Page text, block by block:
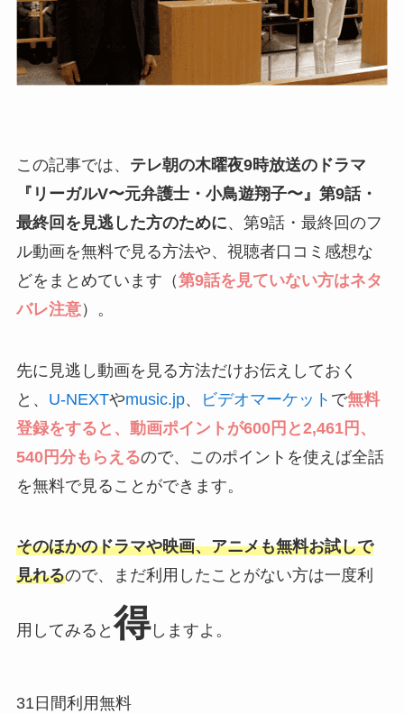
この記事では、 テレ朝の木曜夜9時放送のドラマ
『リーガルV〜元弁護士・小鳥遊翔子〜』第9話・
最終回を見逃した方のために、第9話・最終回のフ
ル動画を無料で見る方法や、視聴者口コミ感想な
どをまとめています（第9話を見ていない方はネタ
バレ注意）。
先に見逃し動画を見る方法だけお伝えしておく
と、 U-NEXTやmusic.jp、 ビデオマーケット で無料
登録をすると、動画ポイントが600円と2,461円、
540円分もらえるので、このポイントを使えば全話
を無料で見ることができます。
そのほかのドラマや映画、アニメも無料お試しで
見れるので、まだ利用したことがない方は一度利
用してみると得しますよ。
31日間利用無料